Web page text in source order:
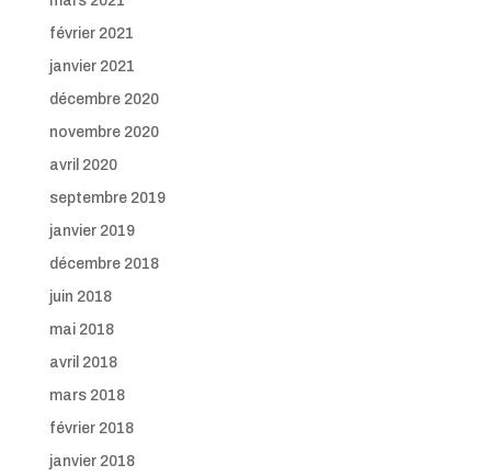
février 2021
janvier 2021
décembre 2020
novembre 2020
avril 2020
septembre 2019
janvier 2019
décembre 2018
juin 2018
mai 2018
avril 2018
mars 2018
février 2018
janvier 2018